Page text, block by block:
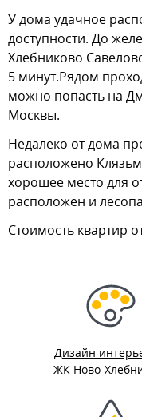
У дома удачное
доступности. До
Хлебниково
5 минут.Рядом
можно попасть на
Москвы.
Недалеко от дома
расположено
хорошее место для
расположен и
Стоимость квартир
Дизайн
ЖК Ново-